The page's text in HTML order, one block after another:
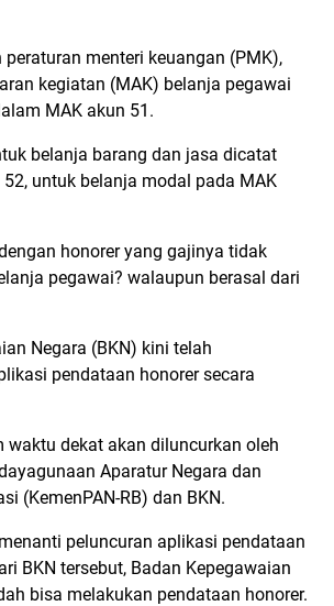
peraturan menteri keuangan (PMK),
kegiatan (MAK) belanja pegawai
MAK akun 51.
belanja barang dan jasa dicatat
untuk belanja modal pada MAK
honorer yang gajinya tidak
pegawai? walaupun berasal dari
Negara (BKN) kini telah
pendataan honorer secara
waktu dekat akan diluncurkan oleh
Aparatur Negara dan
(KemenPAN-RB) dan BKN.
peluncuran aplikasi pendataan
BKN tersebut, Badan Kepegawaian
bisa melakukan pendataan honorer.